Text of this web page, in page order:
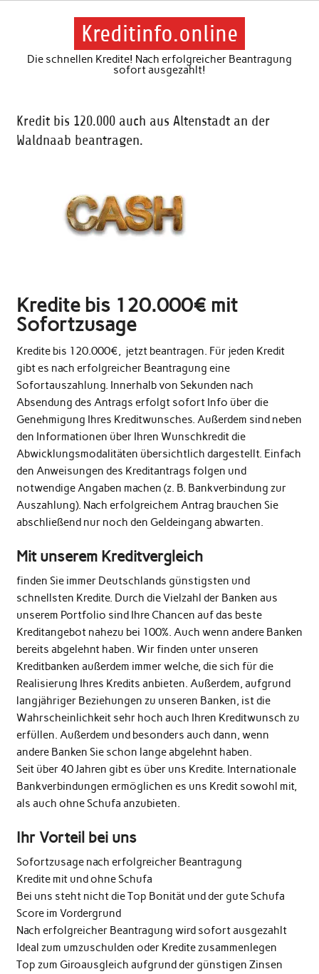
Skip
Kreditinfo.online
Die schnellen Kredite! Nach erfolgreicher Beantragung
sofort ausgezahlt!
Kredit bis 120.000 auch aus Altenstadt an der
Waldnaab beantragen.
Kredite bis 120.000€ mit
Sofortzusage
Kredite bis 120.000€, jetzt beantragen. Für jeden Kredit
gibt es nach erfolgreicher Beantragung eine
Sofortauszahlung. Innerhalb von Sekunden nach
Absendung des Antrags erfolgt sofort Info über die
Genehmigung Ihres Kreditwunsches. Außerdem sind neben
den Informationen über Ihren Wunschkredit die
Abwicklungsmodalitäten übersichtlich dargestellt. Einfach
den Anweisungen des Kreditantrags folgen und
notwendige Angaben machen (z. B. Bankverbindung zur
Auszahlung). Nach erfolgreichem Antrag brauchen Sie
abschließend nur noch den Geldeingang abwarten.
Mit unserem Kreditvergleich
finden Sie immer Deutschlands günstigsten und
schnellsten Kredite. Durch die Vielzahl der Banken aus
unserem Portfolio sind Ihre Chancen auf das beste
Kreditangebot nahezu bei 100%. Auch wenn andere Banken
bereits abgelehnt haben. Wir finden unter unseren
Kreditbanken außerdem immer welche, die sich für die
Realisierung Ihres Kredits anbieten. Außerdem, aufgrund
langjähriger Beziehungen zu unseren Banken, ist die
Wahrscheinlichkeit sehr hoch auch Ihren Kreditwunsch zu
erfüllen. Außerdem und besonders auch dann, wenn
andere Banken Sie schon lange abgelehnt haben.
Seit über 40 Jahren gibt es über uns Kredite. Internationale
Bankverbindungen ermöglichen es uns Kredit sowohl mit,
als auch ohne Schufa anzubieten.
Ihr Vorteil bei uns
Sofortzusage nach erfolgreicher Beantragung
Kredite mit und ohne Schufa
Bei uns steht nicht die Top Bonität und der gute Schufa
Score im Vordergrund
Nach erfolgreicher Beantragung wird sofort ausgezahlt
Ideal zum umzuschulden oder Kredite zusammenlegen
Top zum Giroausgleich aufgrund der günstigen Zinsen